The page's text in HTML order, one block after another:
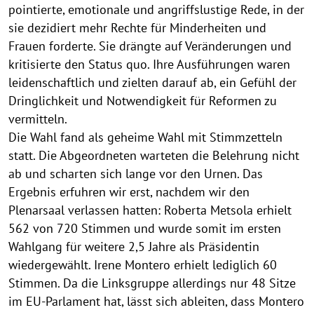
pointierte, emotionale und angriffslustige Rede, in der
sie dezidiert mehr Rechte für Minderheiten und
Frauen forderte. Sie drängte auf Veränderungen und
kritisierte den Status quo. Ihre Ausführungen waren
leidenschaftlich und zielten darauf ab, ein Gefühl der
Dringlichkeit und Notwendigkeit für Reformen zu
vermitteln.
Die Wahl fand als geheime Wahl mit Stimmzetteln
statt. Die Abgeordneten warteten die Belehrung nicht
ab und scharten sich lange vor den Urnen. Das
Ergebnis erfuhren wir erst, nachdem wir den
Plenarsaal verlassen hatten: Roberta Metsola erhielt
562 von 720 Stimmen und wurde somit im ersten
Wahlgang für weitere 2,5 Jahre als Präsidentin
wiedergewählt. Irene Montero erhielt lediglich 60
Stimmen. Da die Linksgruppe allerdings nur 48 Sitze
im EU-Parlament hat, lässt sich ableiten, dass Montero